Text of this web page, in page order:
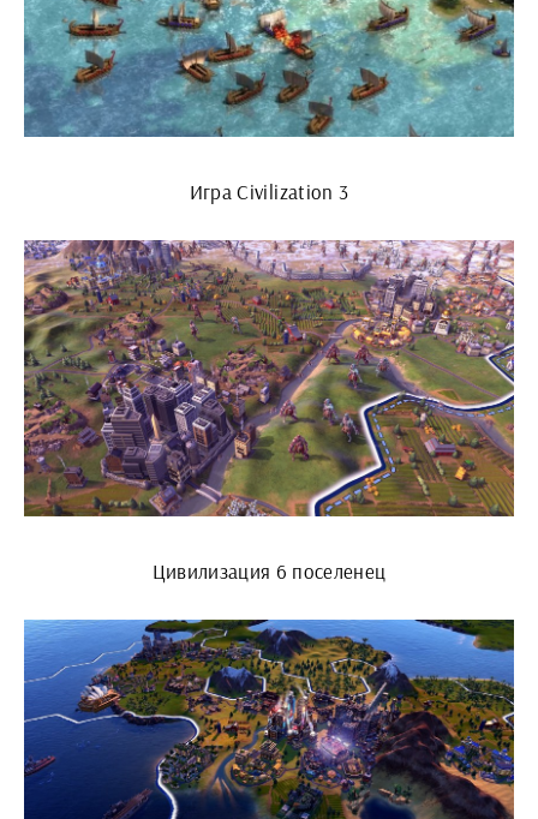
Игра Civilization 3
Цивилизация 6 поселенец